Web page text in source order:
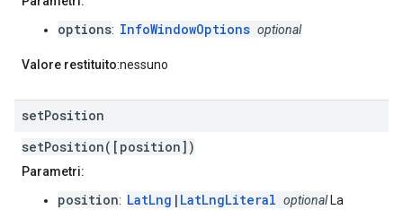
options: InfoWindowOptions optional
Valore restituito:nessuno
setPosition
setPosition([position])
Parametri:
position: LatLng | LatLngLiteral optionalLa